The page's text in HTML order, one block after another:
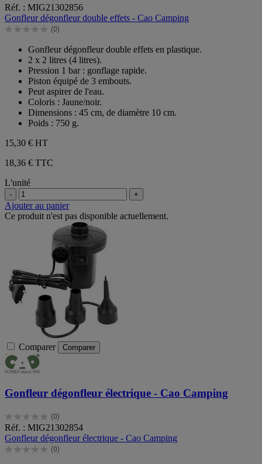
sur
5
étoiles.
Réf. : MIG21302856
Gonfleur dégonfleur double effets - Cao Camping
(0)
0.0
étoiles.
Gonfleur dégonfleur double effets en plastique.
2 x 2 litres (4 litres).
Pression 1 bar : gonflage rapide.
Piston équipé de 3 embouts.
Peut aspirer de l'eau.
Coloris : Jaune/noir.
Dimensions : 45 cm, de diamètre 10 cm.
Poids : 750 g.
15,30 € HT
18,36 € TTC
L'unité
- +
Ajouter au panier
Ce produit n'est pas disponible actuellement.
Comparer Comparer
Gonfleur dégonfleur électrique - Cao Camping
(0)
0.0
sur
5
étoiles.
Réf. : MIG21302854
Gonfleur dégonfleur électrique - Cao Camping
(0)
0.0